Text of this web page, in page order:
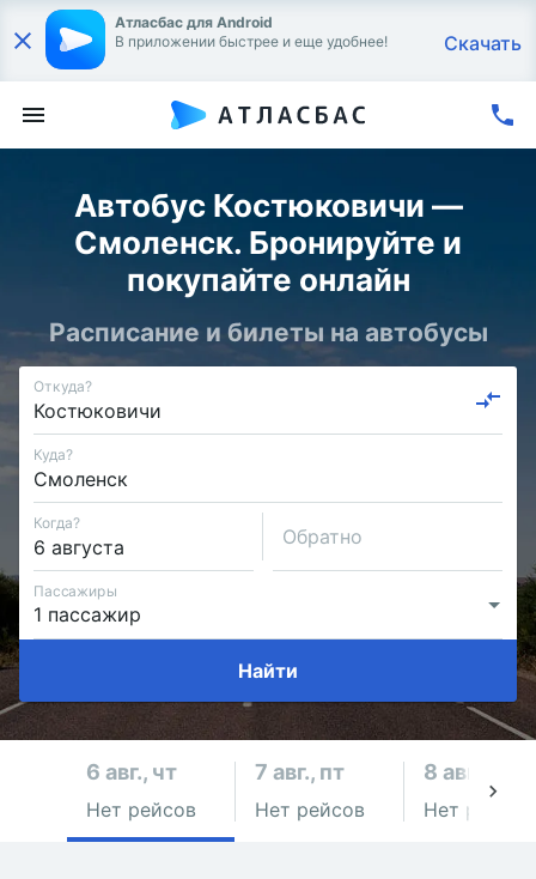
Атласбас для Android
В приложении быстрее и еще удобнее!
Скачать
Автобус Костюковичи —
Смоленск. Бронируйте и
покупайте онлайн
Расписание и билеты на автобусы
Откуда?
Куда?
Когда?
Обратно
Пассажиры
Найти
6 авг., чт
Нет рейсов
7 авг., пт
Нет рейсов
8 авг., сб
Нет рейсов